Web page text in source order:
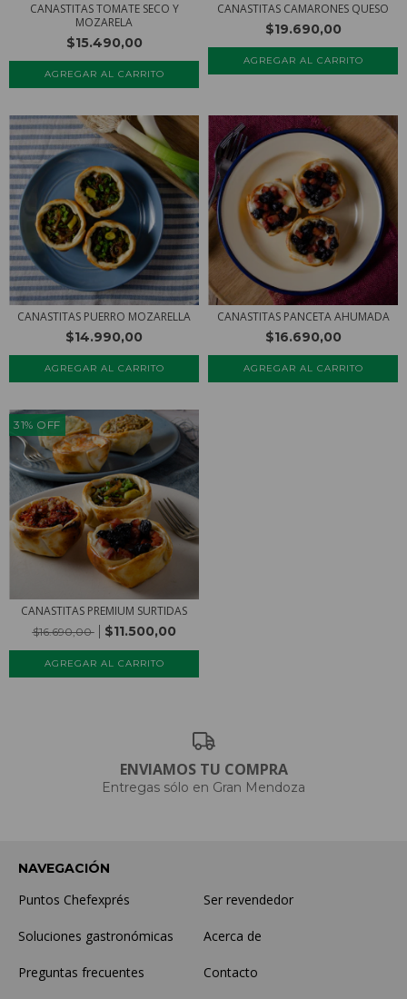
CANASTITAS TOMATE SECO Y
MOZARELA
$15.490,00
CANASTITAS CAMARONES QUESO
$19.690,00
CANASTITAS PUERRO MOZARELLA
$14.990,00
CANASTITAS PANCETA AHUMADA
$16.690,00
31% OFF
CANASTITAS PREMIUM SURTIDAS
$16.690,00 $11.500,00
ENVIAMOS TU COMPRA
Entregas sólo en Gran Mendoza
NAVEGACIÓN
Puntos Chefexprés Ser revendedor
Soluciones gastronómicas Acerca de
Preguntas frecuentes Contacto